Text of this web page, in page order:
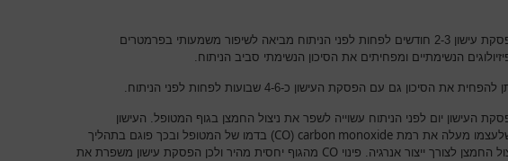
הפסקת עישון 2-3 חודשים לפחות לפני הניתוח מביאה לשיפור משמעותי בפרמטרים
הנשימתיים ומפחיתים את הסיכון הנשימתי סביב הניתוח.
להפחית את הסיכון גם עם הפסקת העישון כ-4-6 שבועות לפחות לפני הניתוח.
העישון יום לפני הניתוח עשוייה לשפר את ניצול החמצן בגוף המטופל. העישון
מעלה את רמת carbon monoxide
(
CO) בדמו של המטופל ובכך פוגם בתהליך
החמצן לצורך ייצור אנרגיה. פינוי CO מהגוף יחסית מהיר ולכן הפסקת עישון משפרת את